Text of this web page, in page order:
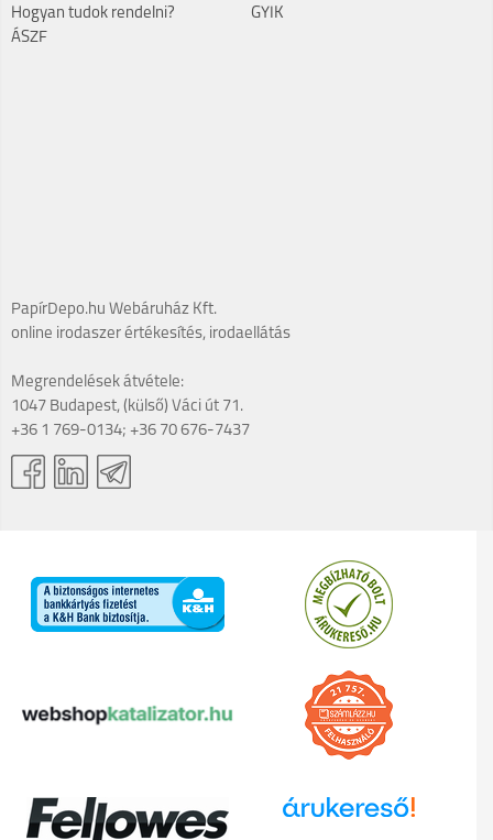
Hogyan tudok rendelni?
ÁSZF
GYIK
PapírDepo.hu Webáruház Kft.
online irodaszer értékesítés, irodaellátás
Megrendelések átvétele:
1047 Budapest, (külső) Váci út 71.
+36 1 769-0134; +36 70 676-7437